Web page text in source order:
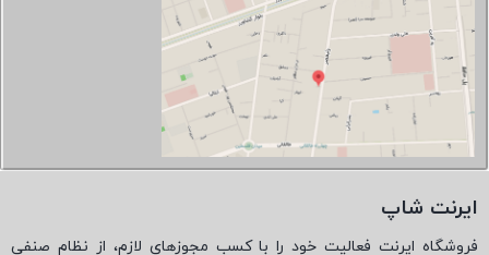
ایرنت شاپ
فروشگاه ایرنت فعالیت خود را با کسب مجوزهای لازم، از نظام صنفی